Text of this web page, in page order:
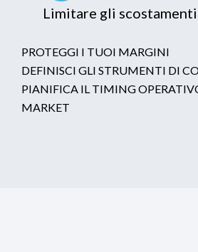
Limitare gli
PROTEGGI I TUOI MARGINI
DEFINISCI GLI STRUMENTI DI
PIANIFICA IL TIMING
MARKET